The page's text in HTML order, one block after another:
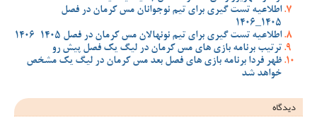
اطلاعیه تست گیری برای تیم نوجوانان مس کرمان در فصل
1405_1406
اطلاعیه تست گیری برای تیم نونهالان مس کرمان در فصل 1405-1406
ترتیب برنامه بازی های مس کرمان در لیگ یک فصل پیش رو
ظهر فردا برنامه بازی های فصل بعد مس کرمان در لیگ یک مشخص
خواهد شد
دیدگاه